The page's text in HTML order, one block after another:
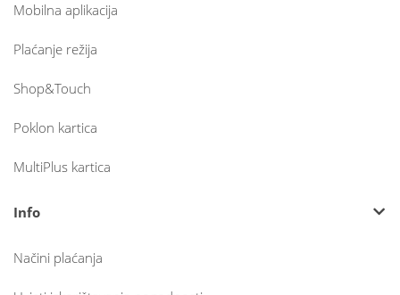
Mobilna aplikacija
Plaćanje režija
Shop&Touch
Poklon kartica
MultiPlus kartica
Info
Načini plaćanja